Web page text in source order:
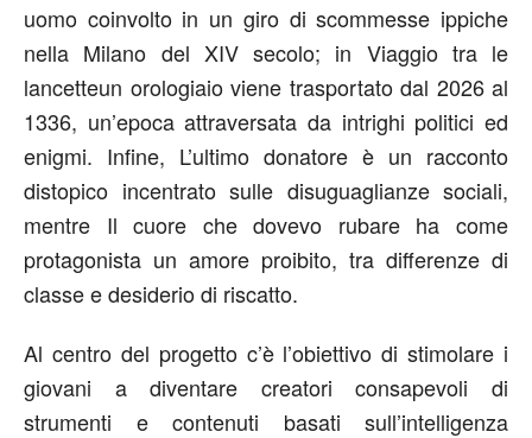
uomo coinvolto in un giro di scommesse ippiche
nella Milano del XIV secolo; in Viaggio tra le
lancetteun orologiaio viene trasportato dal 2026 al
1336, un’epoca attraversata da intrighi politici ed
enigmi. Infine, L’ultimo donatore è un racconto
distopico incentrato sulle disuguaglianze sociali,
mentre Il cuore che dovevo rubareha come
protagonista un amore proibito, tra differenze di
classe e desiderio di riscatto.
Al centro del progetto c’è l’obiettivo di stimolare i
giovani a diventare creatori consapevoli di
strumenti e contenuti basati sull’intelligenza